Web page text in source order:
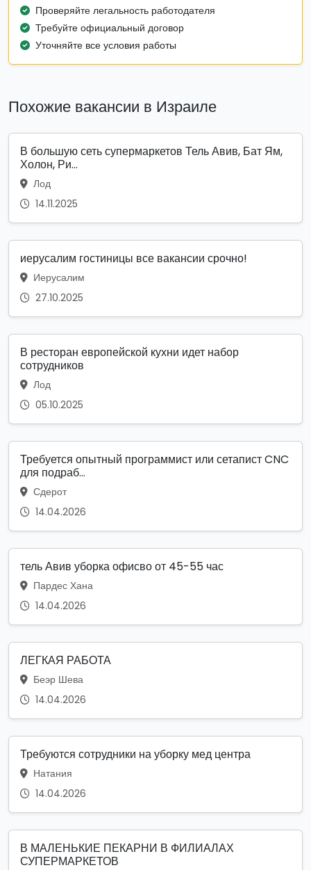
Проверяйте легальность работодателя
Требуйте официальный договор
Уточняйте все условия работы
Похожие вакансии в Израиле
В большую сеть супермаркетов Тель Авив, Бат Ям,
Холон, Ри...
Лод
14.11.2025
иерусалим гостиницы все вакансии срочно!
Иерусалим
27.10.2025
В ресторан европейской кухни идет набор
сотрудников
Лод
05.10.2025
Требуется опытный программист или сетапист CNC
для подраб...
Сдерот
14.04.2026
тель Авив уборка офисво от 45-55 час
Пардес Хана
14.04.2026
ЛЕГКАЯ РАБОТА
Беэр Шева
14.04.2026
Требуются сотрудники на уборку мед центра
Натания
14.04.2026
В МАЛЕНЬКИЕ ПЕКАРНИ В ФИЛИАЛАХ
СУПЕРМАРКЕТОВ